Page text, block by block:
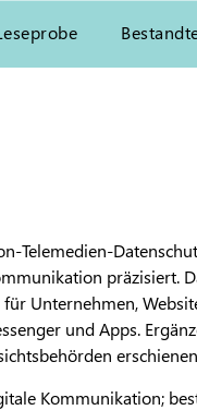
Telemedien-
präzisiert.
Unternehmen,
und Apps.
Kommunikation;